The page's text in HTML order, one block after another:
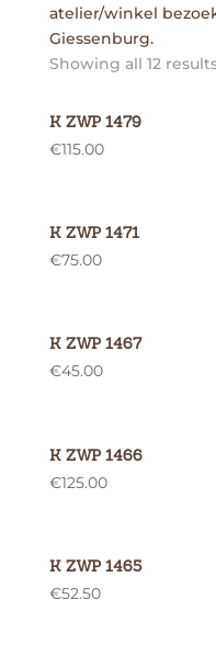
atelier/winkel
Giessenburg.
Showing all 12
K ZWP 1479
€115.00
K ZWP 1471
€75.00
K ZWP 1467
€45.00
K ZWP 1466
€125.00
K ZWP 1465
€52.50